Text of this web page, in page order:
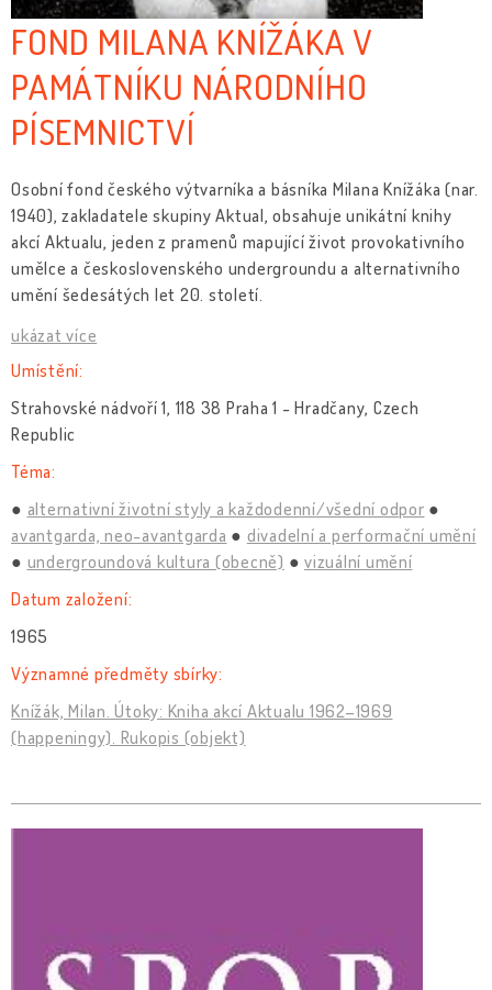
FOND MILANA KNÍŽÁKA V
PAMÁTNÍKU NÁRODNÍHO
PÍSEMNICTVÍ
Osobní fond českého výtvarníka a básníka Milana Knížáka (nar.
1940), zakladatele skupiny Aktual, obsahuje unikátní knihy
akcí Aktualu, jeden z pramenů mapující život provokativního
umělce a československého undergroundu a alternativního
umění šedesátých let 20. století.
ukázat více
Umístění:
Strahovské nádvoří 1, 118 38 Praha 1 - Hradčany, Czech
Republic
Téma:
alternativní životní styly a každodenní/všední odpor
avantgarda, neo-avantgarda
divadelní a performační umění
undergroundová kultura (obecně)
vizuální umění
Datum založení:
1965
Významné předměty sbírky:
Knížák, Milan. Útoky: Kniha akcí Aktualu 1962–1969
(happeningy). Rukopis (objekt)